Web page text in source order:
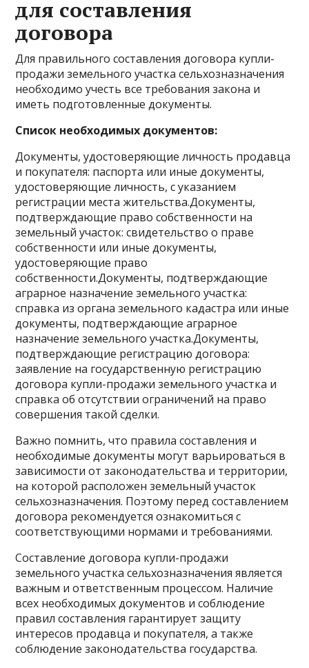
для составления
договора
Для правильного составления договора купли-
продажи земельного участка сельхозназначения
необходимо учесть все требования закона и
иметь подготовленные документы.
Список необходимых документов:
Документы, удостоверяющие личность продавца
и покупателя: паспорта или иные документы,
удостоверяющие личность, с указанием
регистрации места жительства.Документы,
подтверждающие право собственности на
земельный участок: свидетельство о праве
собственности или иные документы,
удостоверяющие право
собственности.Документы, подтверждающие
аграрное назначение земельного участка:
справка из органа земельного кадастра или иные
документы, подтверждающие аграрное
назначение земельного участка.Документы,
подтверждающие регистрацию договора:
заявление на государственную регистрацию
договора купли-продажи земельного участка и
справка об отсутствии ограничений на право
совершения такой сделки.
Важно помнить, что правила составления и
необходимые документы могут варьироваться в
зависимости от законодательства и территории,
на которой расположен земельный участок
сельхозназначения. Поэтому перед составлением
договора рекомендуется ознакомиться с
соответствующими нормами и требованиями.
Составление договора купли-продажи
земельного участка сельхозназначения является
важным и ответственным процессом. Наличие
всех необходимых документов и соблюдение
правил составления гарантирует защиту
интересов продавца и покупателя, а также
соблюдение законодательства государства.